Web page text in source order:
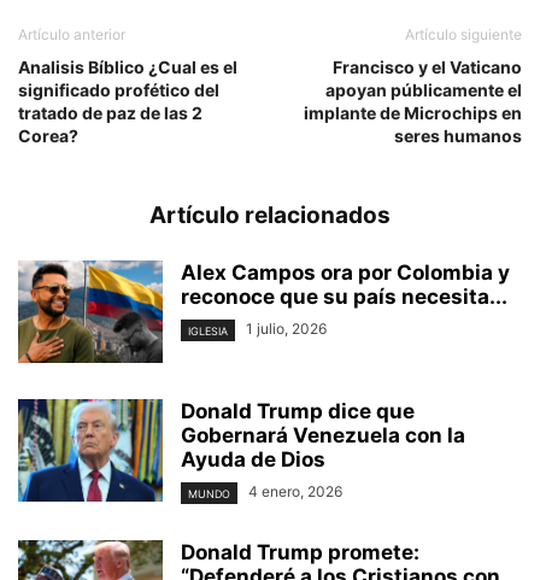
Artículo anterior
Analisis Bíblico ¿Cual es el
significado profético del
tratado de paz de las 2
Corea?
Artículo siguiente
Francisco y el Vaticano
apoyan públicamente el
implante de Microchips en
seres humanos
Artículo relacionados
Alex Campos ora por Colombia y
reconoce que su país necesita...
IGLESIA 1 julio, 2026
Donald Trump dice que
Gobernará Venezuela con la
Ayuda de Dios
MUNDO 4 enero, 2026
Donald Trump promete: